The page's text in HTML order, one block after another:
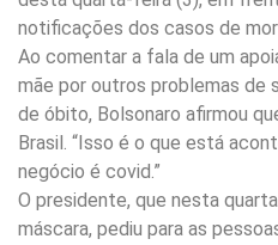
notificações dos casos de
Ao comentar a fala de um
mãe por outros problemas de
de óbito, Bolsonaro afirmou
Brasil. “Isso é o que está
negócio é covid.”
O presidente, que nesta
máscara, pediu para as